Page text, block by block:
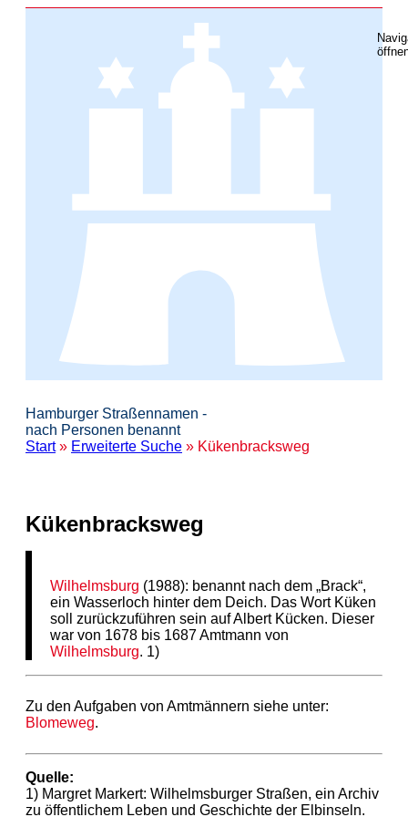
Hamburger Straßennamen -
nach Personen benannt
Start» Erweiterte Suche » Kükenbracksweg
Kükenbracksweg
Wilhelmsburg (1988): benannt nach dem „Brack“,
ein Wasserloch hinter dem Deich. Das Wort Küken
soll zurückzuführen sein auf Albert Kücken. Dieser
war von 1678 bis 1687 Amtmann von
Wilhelmsburg. 1)
Zu den Aufgaben von Amtmännern siehe unter:
Blomeweg.
Quelle:
1) Margret Markert: Wilhelmsburger Straßen, ein Archiv
zu öffentlichem Leben und Geschichte der Elbinseln.